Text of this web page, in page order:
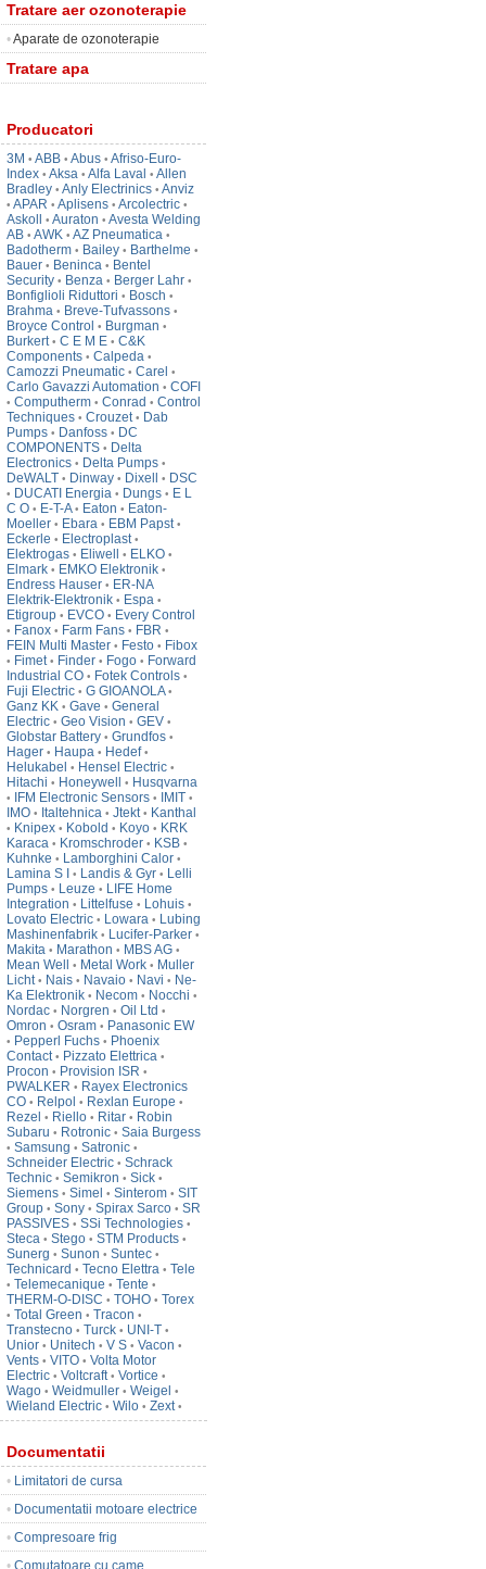
Tratare aer ozonoterapie
•Aparate de ozonoterapie
Tratare apa
Producatori
3M • ABB • Abus • Afriso-Euro-
Index • Aksa • Alfa Laval • Allen
Bradley • Anly Electrinics • Anviz
• APAR • Aplisens • Arcolectric •
Askoll • Auraton • Avesta Welding
AB • AWK • AZ Pneumatica •
Badotherm • Bailey • Barthelme •
Bauer • Beninca • Bentel
Security • Benza • Berger Lahr •
Bonfiglioli Riduttori • Bosch •
Brahma • Breve-Tufvassons •
Broyce Control • Burgman •
Burkert • C E M E • C&K
Components • Calpeda •
Camozzi Pneumatic • Carel •
Carlo Gavazzi Automation • COFI
• Computherm • Conrad • Control
Techniques • Crouzet • Dab
Pumps • Danfoss • DC
COMPONENTS • Delta
Electronics • Delta Pumps •
DeWALT • Dinway • Dixell • DSC
• DUCATI Energia • Dungs • E L
C O • E-T-A • Eaton • Eaton-
Moeller • Ebara • EBM Papst •
Eckerle • Electroplast •
Elektrogas • Eliwell • ELKO •
Elmark • EMKO Elektronik •
Endress Hauser • ER-NA
Elektrik-Elektronik • Espa •
Etigroup • EVCO • Every Control
• Fanox • Farm Fans • FBR •
FEIN Multi Master • Festo • Fibox
• Fimet • Finder • Fogo • Forward
Industrial CO • Fotek Controls •
Fuji Electric • G GIOANOLA •
Ganz KK • Gave • General
Electric • Geo Vision • GEV •
Globstar Battery • Grundfos •
Hager • Haupa • Hedef •
Helukabel • Hensel Electric •
Hitachi • Honeywell • Husqvarna
• IFM Electronic Sensors • IMIT •
IMO • Italtehnica • Jtekt • Kanthal
• Knipex • Kobold • Koyo • KRK
Karaca • Kromschroder • KSB •
Kuhnke • Lamborghini Calor •
Lamina S I • Landis & Gyr • Lelli
Pumps • Leuze • LIFE Home
Integration • Littelfuse • Lohuis •
Lovato Electric • Lowara • Lubing
Mashinenfabrik • Lucifer-Parker •
Makita • Marathon • MBS AG •
Mean Well • Metal Work • Muller
Licht • Nais • Navaio • Navi • Ne-
Ka Elektronik • Necom • Nocchi •
Nordac • Norgren • Oil Ltd •
Omron • Osram • Panasonic EW
• Pepperl Fuchs • Phoenix
Contact • Pizzato Elettrica •
Procon • Provision ISR •
PWALKER • Rayex Electronics
CO • Relpol • Rexlan Europe •
Rezel • Riello • Ritar • Robin
Subaru • Rotronic • Saia Burgess
• Samsung • Satronic •
Schneider Electric • Schrack
Technic • Semikron • Sick •
Siemens • Simel • Sinterom • SIT
Group • Sony • Spirax Sarco • SR
PASSIVES • SSi Technologies •
Steca • Stego • STM Products •
Sunerg • Sunon • Suntec •
Technicard • Tecno Elettra • Tele
• Telemecanique • Tente •
THERM-O-DISC • TOHO • Torex
• Total Green • Tracon •
Transtecno • Turck • UNI-T •
Unior • Unitech • V S • Vacon •
Vents • VITO • Volta Motor
Electric • Voltcraft • Vortice •
Wago • Weidmuller • Weigel •
Wieland Electric • Wilo • Zext •
Documentatii
• Limitatori de cursa
• Documentatii motoare electrice
• Compresoare frig
• Comutatoare cu came